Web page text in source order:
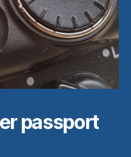
passport